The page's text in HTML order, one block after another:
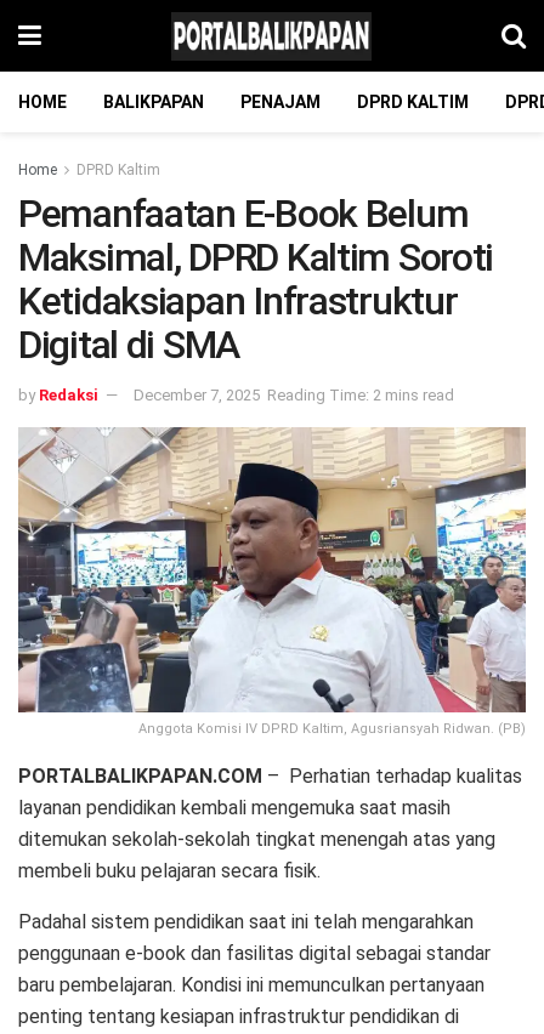
HOME BALIKPAPAN PENAJAM DPRD KALTIM
Home DPRD Kaltim
Pemanfaatan E-Book Belum
Maksimal, DPRD Kaltim Soroti
Ketidaksiapan Infrastruktur
Digital di SMA
by Redaksi December 7, 2025 Reading Time: 2 mins read
Anggota Komisi IV DPRD Kaltim, Agusriansyah Ridwan. (PB)
PORTALBALIKPAPAN.COM – Perhatian terhadap kualitas
layanan pendidikan kembali mengemuka saat masih
ditemukan sekolah-sekolah tingkat menengah atas yang
membeli buku pelajaran secara fisik.
Padahal sistem pendidikan saat ini telah mengarahkan
penggunaan e-book dan fasilitas digital sebagai standar
baru pembelajaran. Kondisi ini memunculkan pertanyaan
penting tentang kesiapan infrastruktur pendidikan di